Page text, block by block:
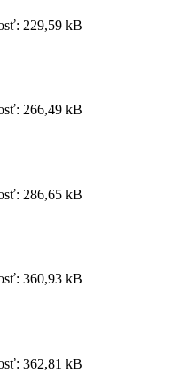
229,59 kB
266,49 kB
286,65 kB
360,93 kB
362,81 kB